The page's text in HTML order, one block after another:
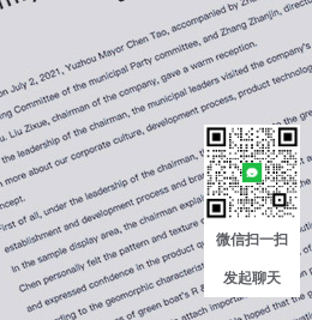
微信扫一扫
发起聊天